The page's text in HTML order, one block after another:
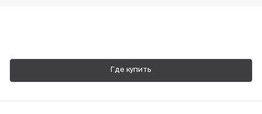
Где купить